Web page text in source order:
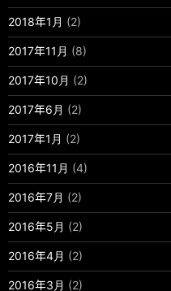
2018年1月 (2)
2017年11月 (8)
2017年10月 (2)
2017年6月 (2)
2017年1月 (2)
2016年11月 (4)
2016年7月 (2)
2016年5月 (2)
2016年4月 (2)
2016年3月 (2)